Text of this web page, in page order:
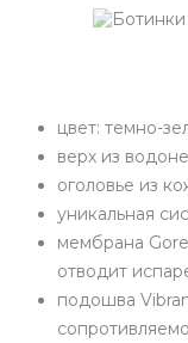
цвет: темно-
верх из
оголовье из
уникальная
мембрана
отводит
подошва